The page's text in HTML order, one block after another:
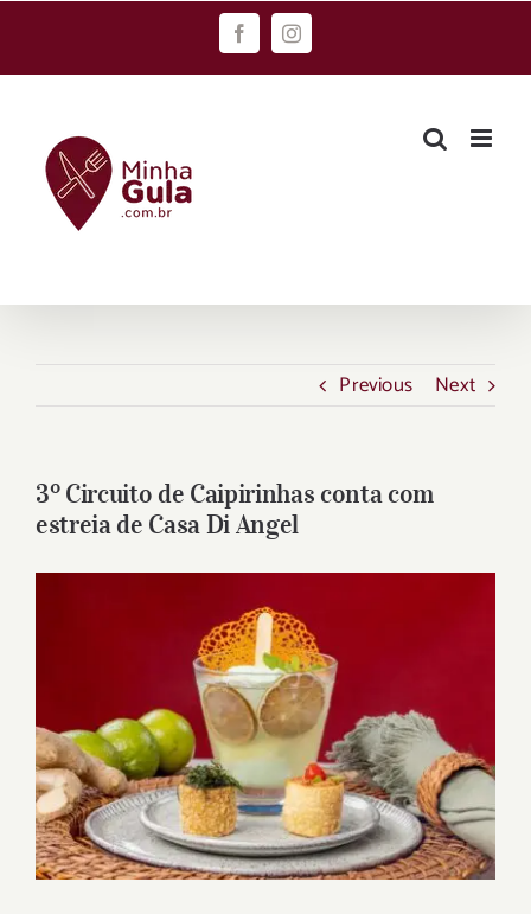
FacebookInstagram
Previous Next
3º Circuito de Caipirinhas conta com
estreia de Casa Di Angel